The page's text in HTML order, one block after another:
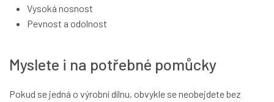
Vysoká nosnost
Pevnost a odolnost
Myslete i na potřebné pomůcky
Pokud se jedná o výrobní dílnu, obvykle se neobejdete bez